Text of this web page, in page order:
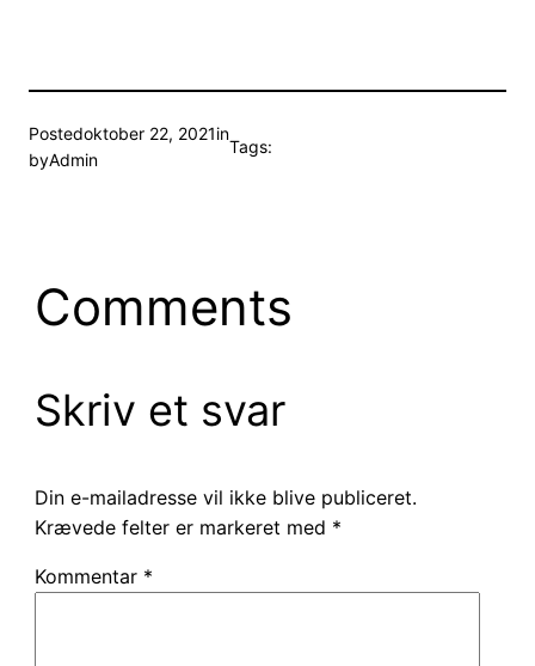
Postedoktober 22, 2021in
byAdmin
Tags:
Comments
Skriv et svar
Din e-mailadresse vil ikke blive publiceret.
Krævede felter er markeret med *
Kommentar *